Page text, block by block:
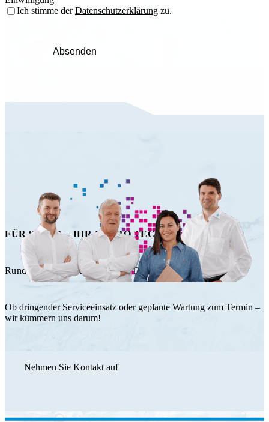
Ich stimme derDatenschutzerklärung zu.
Absenden
FÜR SIE DA – IHR HAPRO TECHNIK TEAM!
Rundum Service durch das HT Team.
Ob dringender Serviceeinsatz oder geplante Wartung zum Termin –
wir kümmern uns darum!
Nehmen Sie Kontakt auf